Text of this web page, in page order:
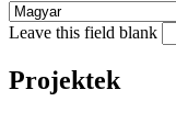
Leave this field blank
Projektek